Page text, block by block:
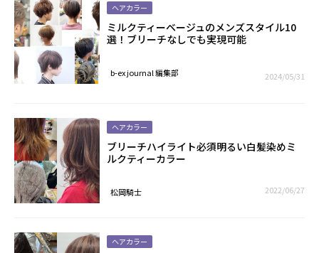
ヘアカラー
ミルクティーベージュのメンズスタイル10
選！ブリーチなしでも実現可能
b-ex journal 編集部 2024/05/31
ヘアカラー
ブリーチハイライト必須明るい白髪染めミ
ルクティーカラー
松岡騎士 2022/06/27
ヘアカラー